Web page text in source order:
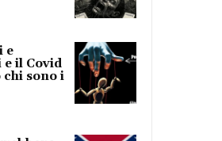
e
il Covid
sono i